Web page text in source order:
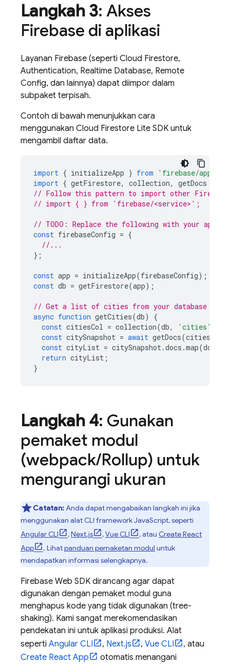
Langkah 3: Akses
Firebase di aplikasi
Layanan Firebase (seperti Cloud Firestore,
Authentication, Realtime Database, Remote
Config, dan lainnya) dapat diimpor dalam
subpaket terpisah.
Contoh di bawah menunjukkan cara
menggunakan Cloud Firestore Lite SDK untuk
mengambil daftar data.
import { initializeApp } from 'firebase/app'
import { getFirestore, collection, getDocs
// Follow this pattern to import other Firebase
// import { } from 'firebase/<service>';
// TODO: Replace the following with your app's
const firebaseConfig = {
//...
};
const app = initializeApp(firebaseConfig);
const db = getFirestore(app);
// Get a list of cities from your database
async function getCities(db)
{
const citiesCol = collection(db, 'cities'
const citySnapshot = await getDocs(citiesCol
const cityList = citySnapshot.docs .map(doc
return cityList ;
}
Langkah 4: Gunakan
pemaket modul
(webpack/Rollup) untuk
mengurangi ukuran
Catatan:Anda dapat mengabaikan langkah ini jika
menggunakan alat CLI framework JavaScript, seperti
Angular CLI
,Next.js ,Vue CLI , atau Create React
App
. Lihatpanduan pemaketan modul untuk
mendapatkan informasi selengkapnya.
Firebase Web SDK dirancang agar dapat
digunakan dengan pemaket modul guna
menghapus kode yang tidak digunakan (tree-
shaking). Kami sangat merekomendasikan
pendekatan ini untuk aplikasi produksi. Alat
seperti Angular CLI , Next.js , Vue CLI
, atau
Create React App
otomatis menangani